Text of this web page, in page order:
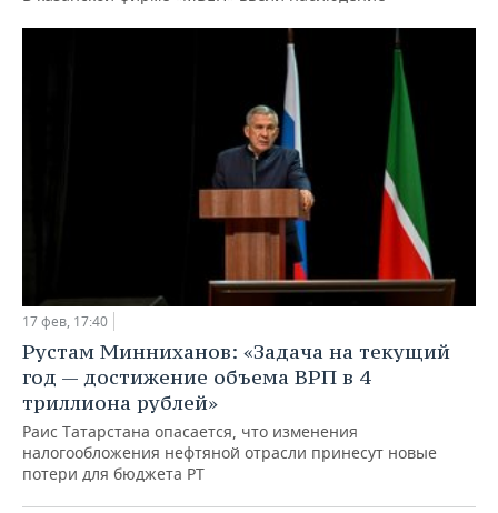
17 фев, 17:40
Рустам Минниханов: «Задача на текущий
год — достижение объема ВРП в 4
триллиона рублей»
Раис Татарстана опасается, что изменения
налогообложения нефтяной отрасли принесут новые
потери для бюджета РТ